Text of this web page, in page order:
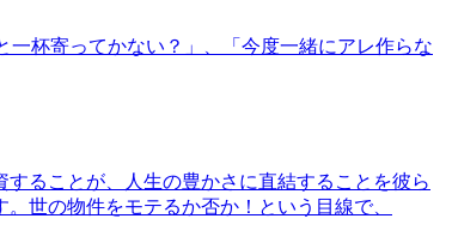
一杯寄ってかない？」、「今度一緒にアレ作らな
ることが、人生の豊かさに直結することを彼ら
世の物件をモテるか否か！という目線で、